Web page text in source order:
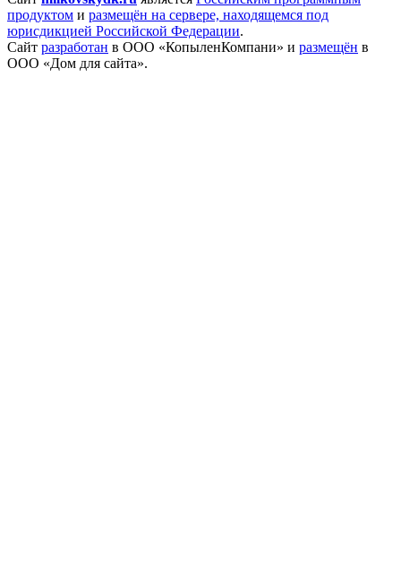
продуктом и размещён на сервере, находящемся под
юрисдикцией Российской Федерации.
Сайт разработан в ООО «КопыленКомпани» и размещён в
ООО «Дом для сайта».